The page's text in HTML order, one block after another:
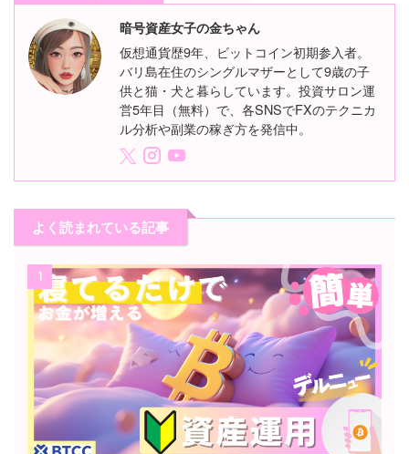
暗号資産女子の金ちゃん
仮想通貨歴9年、ビットコイン初期参入者。
バリ島在住のシングルマザーとして9歳の子
供と猫・犬と暮らしています。投資サロン運
営5年目（無料）で、各SNSでFXのテクニカ
ル分析や副業の稼ぎ方を発信中。
よく読まれている記事
1